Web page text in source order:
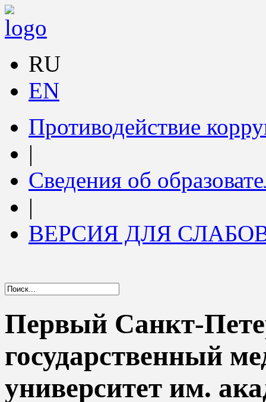
RU
EN
Противодействие
|
Сведения об
|
ВЕРСИЯ ДЛЯ
Первый Санкт-
государственный
университет им.